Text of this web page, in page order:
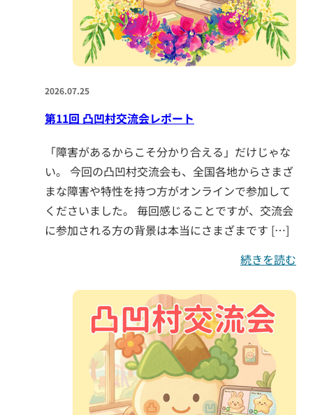
2026.07.25
第11回 凸凹村交流会レポート
「障害があるからこそ分かり合える」だけじゃな
い。 今回の凸凹村交流会も、全国各地からさまざ
まな障害や特性を持つ方がオンラインで参加して
くださいました。 毎回感じることですが、交流会
に参加される方の背景は本当にさまざまです […]
続きを読む